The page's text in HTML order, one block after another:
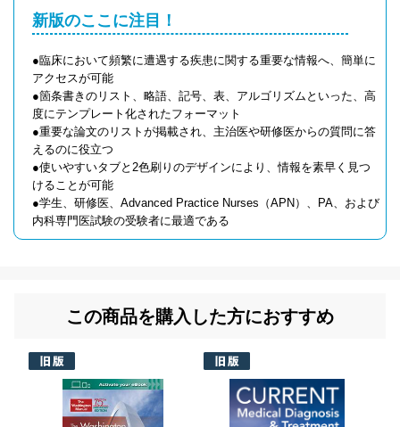
新版のここに注目！
●臨床において頻繁に遭遇する疾患に関する重要な情報へ、簡単に
アクセスが可能
●箇条書きのリスト、略語、記号、表、アルゴリズムといった、高
度にテンプレート化されたフォーマット
●重要な論文のリストが掲載され、主治医や研修医からの質問に答
えるのに役立つ
●使いやすいタブと2色刷りのデザインにより、情報を素早く見つ
けることが可能
●学生、研修医、Advanced Practice Nurses（APN）、PA、および
内科専門医試験の受験者に最適である
この商品を購入した方におすすめ